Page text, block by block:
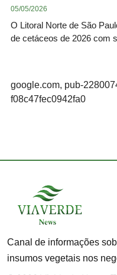
05/05/2026
O Litoral Norte de São
de cetáceos de 2026 com
google.com, pub-
f08c47fec0942fa0
Canal de informações
insumos vegetais nos